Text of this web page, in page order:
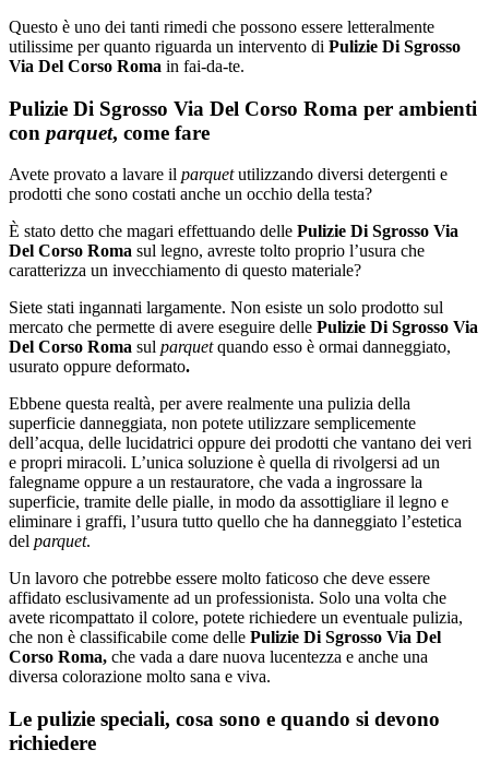
Questo è uno dei tanti rimedi che possono essere letteralmente
utilissime per quanto riguarda un intervento di Pulizie Di Sgrosso
Via Del Corso Roma in fai-da-te.
Pulizie Di Sgrosso Via Del Corso Roma per ambienti
con parquet, come fare
Avete provato a lavare il parquetutilizzando diversi detergenti e
prodotti che sono costati anche un occhio della testa?
È stato detto che magari effettuando delle Pulizie Di Sgrosso Via
Del Corso Roma sul legno, avreste tolto proprio l’usura che
caratterizza un invecchiamento di questo materiale?
Siete stati ingannati largamente. Non esiste un solo prodotto sul
mercato che permette di avere eseguire delle Pulizie Di Sgrosso Via
Del Corso Roma sul parquetquando esso è ormai danneggiato,
usurato oppure deformato.
Ebbene questa realtà, per avere realmente una pulizia della
superficie danneggiata, non potete utilizzare semplicemente
dell’acqua, delle lucidatrici oppure dei prodotti che vantano dei veri
e propri miracoli. L’unica soluzione è quella di rivolgersi ad un
falegname oppure a un restauratore, che vada a ingrossare la
superficie, tramite delle pialle, in modo da assottigliare il legno e
eliminare i graffi, l’usura tutto quello che ha danneggiato l’estetica
del parquet.
Un lavoro che potrebbe essere molto faticoso che deve essere
affidato esclusivamente ad un professionista. Solo una volta che
avete ricompattato il colore, potete richiedere un eventuale pulizia,
che non è classificabile come delle Pulizie Di Sgrosso Via Del
Corso Roma, che vada a dare nuova lucentezza e anche una
diversa colorazione molto sana e viva.
Le pulizie speciali, cosa sono e quando si devono
richiedere